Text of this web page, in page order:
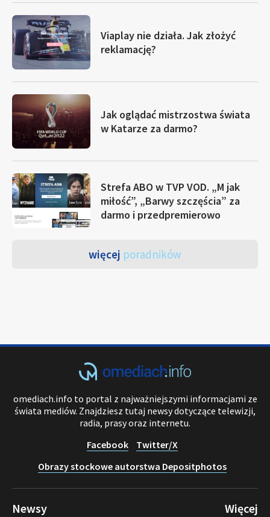
Viaplay nie działa. Jak złożyć
reklamację?
Jak oglądać mistrzostwa świata
w Katarze za darmo?
Strefa ABO w TVP VOD. „M jak
miłość”, „Barwy szczęścia” za
darmo i przedpremierowo
więcej poradników
omediach.info to portal z najważniejszymi informacjami ze
świata mediów. Znajdziesz tutaj newsy dotyczące telewizji,
radia, prasy oraz internetu.
Facebook
Twitter/X
Obrazy stockowe autorstwa Depositphotos
Newsy Więcej